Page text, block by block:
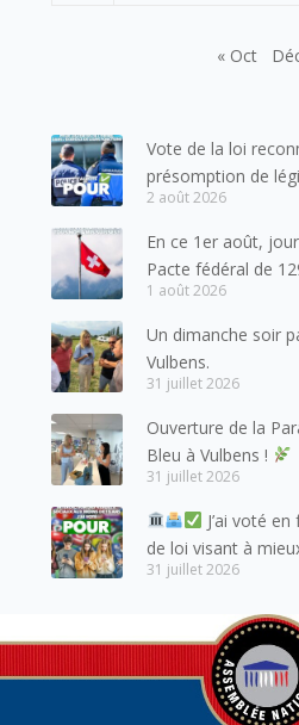
« Oct
Vote de la loi
présomption de
forces de l’ordre
2 août 2026
En ce 1er août,
Pacte fédéral de
mes meilleures
amis suisses, et
habitants du bassin
lémanique, avec
1 août 2026
Un dimanche soir
Vulbens.
31 juillet 2026
Ouverture de la
Bleu à Vulbens !
31 juillet 2026
J’ai voté
de loi visant à
des risques liés à
31 juillet 2026